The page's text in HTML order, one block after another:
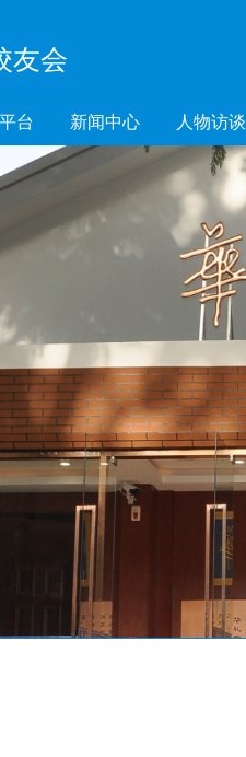
友会
台 新闻中心 人物访谈